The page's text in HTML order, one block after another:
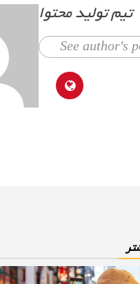
تیم تولید محتوا
See author's